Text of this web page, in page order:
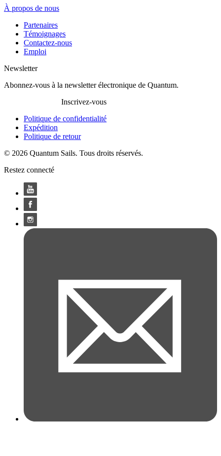
À propos de nous
Partenaires
Témoignages
Contactez-nous
Emploi
Newsletter
Abonnez-vous à la newsletter électronique de Quantum.
Inscrivez-vous
Politique de confidentialité
Expédition
Politique de retour
© 2026 Quantum Sails. Tous droits réservés.
Restez connecté